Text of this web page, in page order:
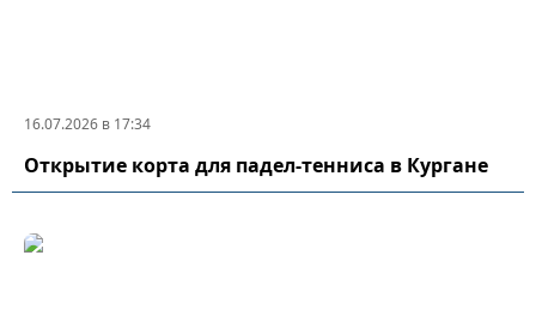
16.07.2026 в 17:34
Открытие корта для падел-тенниса в Кургане